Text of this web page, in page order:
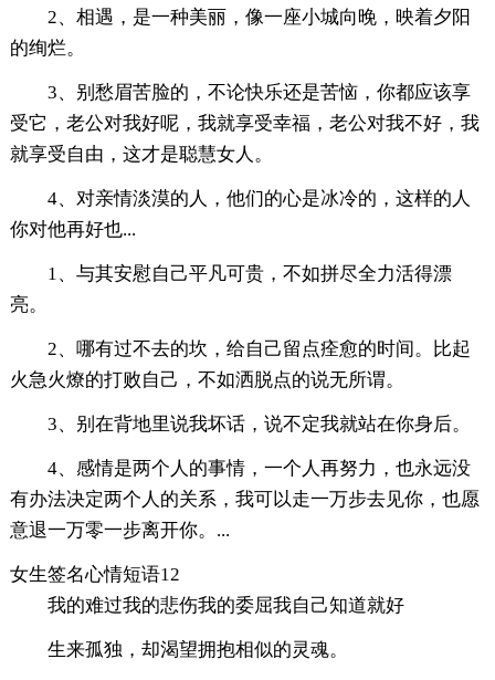
2、相遇，是一种美丽，像一座小城向晚，映着夕阳
的绚烂。
3、别愁眉苦脸的，不论快乐还是苦恼，你都应该享
受它，老公对我好呢，我就享受幸福，老公对我不好，我
就享受自由，这才是聪慧女人。
4、对亲情淡漠的人，他们的心是冰冷的，这样的人
你对他再好也...
1、与其安慰自己平凡可贵，不如拼尽全力活得漂
亮。
2、哪有过不去的坎，给自己留点痊愈的时间。比起
火急火燎的打败自己，不如洒脱点的说无所谓。
3、别在背地里说我坏话，说不定我就站在你身后。
4、感情是两个人的事情，一个人再努力，也永远没
有办法决定两个人的关系，我可以走一万步去见你，也愿
意退一万零一步离开你。...
女生签名心情短语12
我的难过我的悲伤我的委屈我自己知道就好
生来孤独，却渴望拥抱相似的灵魂。